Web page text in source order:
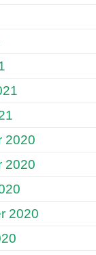
2020
2020
2020